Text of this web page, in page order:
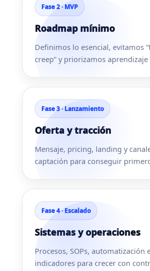
Fase 2 · MVP
Roadmap mínimo
Definimos lo esencial, evitamos
creep” y priorizamos aprendizaje
Fase 3 · Lanzamiento
Oferta y tracción
Mensaje, pricing, landing y
captación para conseguir
Fase 4 · Escalado
Sistemas y operaciones
Procesos, SOPs, automatización
indicadores para crecer con